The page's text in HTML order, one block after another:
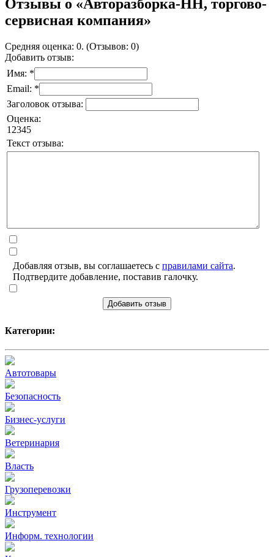
Отзывы о «Авторазборка-НН, торгово-
сервисная компания»
Средняя оценка: 0. (Отзывов: 0)
Добавить отзыв:
Имя: *
Email: *
Заголовок отзыва:
Оценка:
1 2345
Текст отзыва:
Добавляя отзыв, вы соглашаетесь с правилами сайта.
Подтвердите добавление, поставив галочку.
Добавить отзыв
Категории:
Автотовары
Безопасность
Бизнес-услуги
Ветеринария
Власть
Грузоперевозки
Инструмент
Информ. технологии